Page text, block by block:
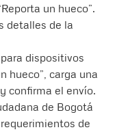
un hueco”.
detalles de la
dispositivos
hueco”, carga una
confirma el envío.
de Bogotá
de